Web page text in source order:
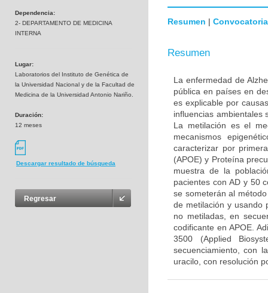
Dependencia:
2- DEPARTAMENTO DE MEDICINA
INTERNA
Lugar:
Laboratorios del Instituto de Genética de
la Universidad Nacional y de la Facultad de
Medicina de la Universidad Antonio Nariño.
Duración:
12 meses
Descargar resultado de búsqueda
Regresar
Resumen | Convocatoria
Resumen
La enfermedad de
pública en países en
es explicable por
influencias ambientales
La metilación es el
mecanismos
caracterizar por
(APOE) y Proteína
muestra de la
pacientes con AD y 50
se someterán al
de metilación y usando
no metiladas, en
codificante en APOE.
3500 (Applied
secuenciamiento, con
uracilo, con resolución